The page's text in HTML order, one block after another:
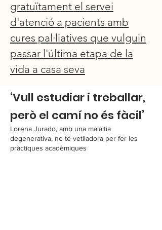
gratuïtament el servei
d'atenció a pacients amb
cures pal·liatives que vulguin
passar l'última etapa de la
vida a casa seva
‘Vull estudiar i treballar,
però el camí no és fàcil’
Lorena Jurado, amb una malaltia
degenerativa, no té vetlladora per fer les
pràctiques acadèmiques